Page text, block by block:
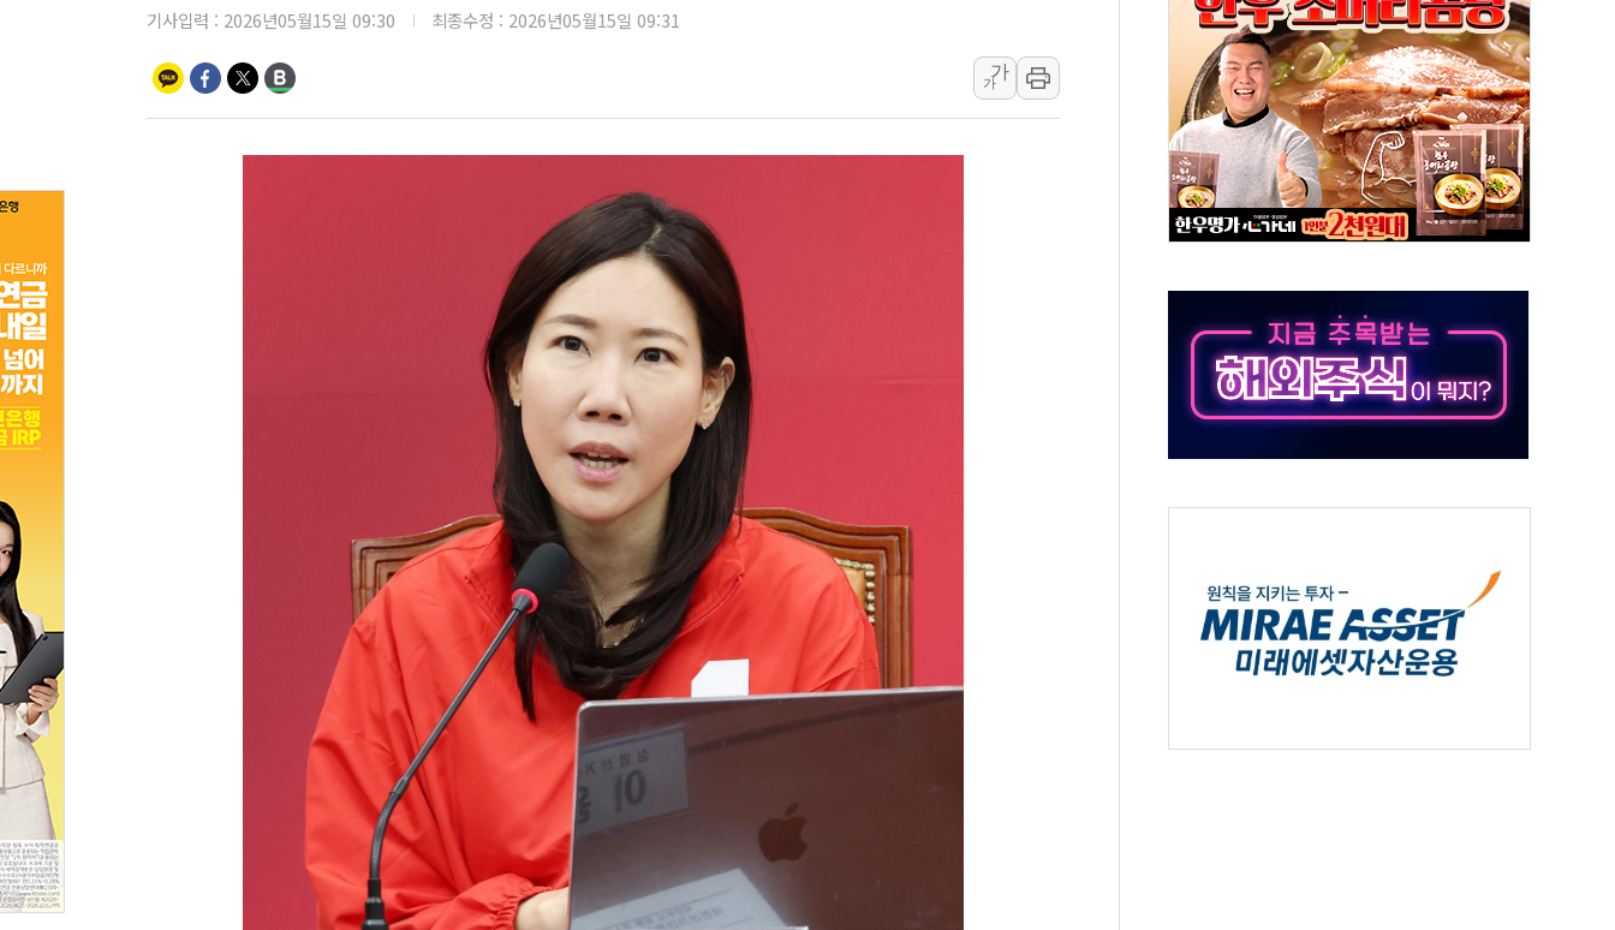
이란 핵심 원유 수출항 '하르그섬', 최근 1주일 이상 '올스톱'… 美 해상봉쇄 영향
美 고용 쇼크에 엔화 장중 급등…시장은 "또 개입했나" 촉각
[AI MY 뉴스] 뉴욕 반도체주 프리뷰...美 고용 쇼크에 반도체주 '활짝'
뉴욕증시 프리뷰, 美 고용 쇼크에 금리 인상 우려 후퇴…나스닥 선물 1%대 상승
[종합] 美 7월 고용 2만3000명 감소 '쇼크'…9월 금리 인상 기대 후퇴
[사진] 이슬람 수니파 3개국, 공동방위협정 체결
뉴욕증시 개장 전 특징주...아틀라시안·클라우드플레어·태양광주↑ VS 트레이드데스크·웬디스↓
보훈부, 미 DPAA와 MOU… "6·25 미군 실종자 7359명 끝까지 찾겠다"
트럼프 "금리 내려야"…파월 때와 달리 워시엔 톤 낮춰
특정 정치인 측근 포항시 정책특보 내정설...포항시 '시끌'
李 "해남 태양광, 대한민국 다음 100년 밑거름…수도권 집중 완화 전환점"
李 대통령, '6시간 마라톤 부동산 2차 회의' 주재… "전폭적 공급 확대·속도전 총력"
트럼프, 中 겨냥 폴리실리콘 관세 15% 부과…美 태양광주 급등
기사입력 : 2026년05월15일 09:30 최종수정 : 2026년05월15일 09:31
가
가